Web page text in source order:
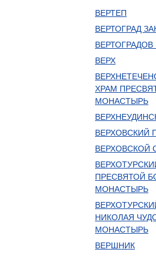
ВЕРТЕП
ВЕРТОГРАД
ВЕРТОГРАДОВ
ВЕРХ
ХРАМ
МОНАСТЫРЬ
ВЕРХОВСКИЙ
ВЕРХОВСКОЙ
ПРЕСВЯТОЙ
МОНАСТЫРЬ
НИКОЛАЯ
МОНАСТЫРЬ
ВЕРШНИК